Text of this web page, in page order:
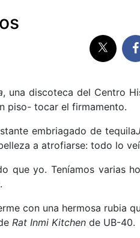
, una discoteca del Centro
piso- tocar el firmamento.
embriagado de tequila
a atrofiarse: todo lo
que yo. Teníamos varias
con una hermosa rubia
Rat Inmi Kitchen de UB-40.